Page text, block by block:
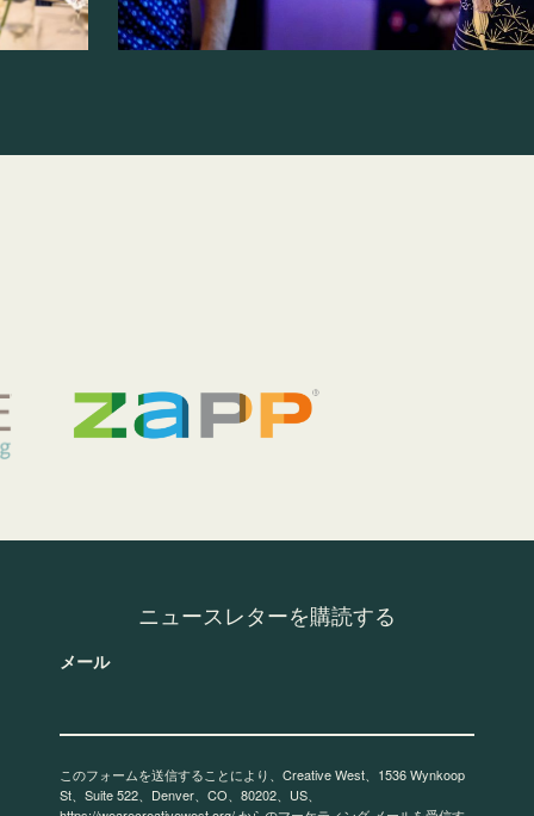
ニュースレターを購読する
メール
このフォームを送信することにより、Creative West、1536 Wynkoop
St、Suite 522、Denver、CO、80202、US、